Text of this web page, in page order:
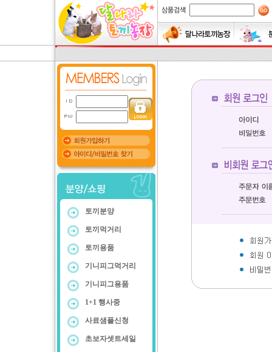
토끼분양
토끼먹거리
토끼용품
기니피그먹거리
기니피그용품
1+1 행사중
사료샘플신청
초보자셋트세일